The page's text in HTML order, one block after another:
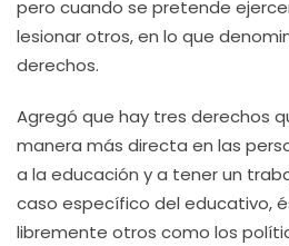
pero cuando se pretende
lesionar otros, en lo que
derechos.
Agregó que hay tres derechos
manera más directa en las
a la educación y a tener un
caso específico del educativo,
libremente otros como los